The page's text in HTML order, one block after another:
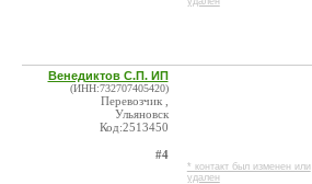
Венедиктов С.П. ИП
(ИНН:732707405420)
Перевозчик ,
Ульяновск
Код:2513450
#4
* контакт был изменен или
удален